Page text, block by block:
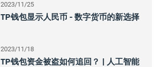
2023/11/25
TP钱包显示人民币 - 数字货币的新选择
2023/11/18
TP钱包资金被盗如何追回？ | 人工智能